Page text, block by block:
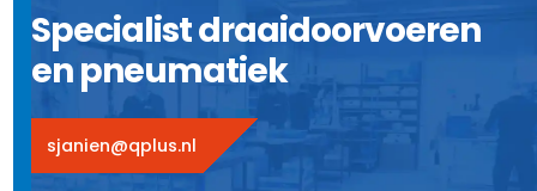
Specialist draaidoorvoeren
en pneumatiek
sjanien@qplus.nl